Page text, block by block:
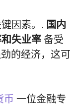
因素。. 国内
失业率 备受
的经济，这可
币 一位金融专